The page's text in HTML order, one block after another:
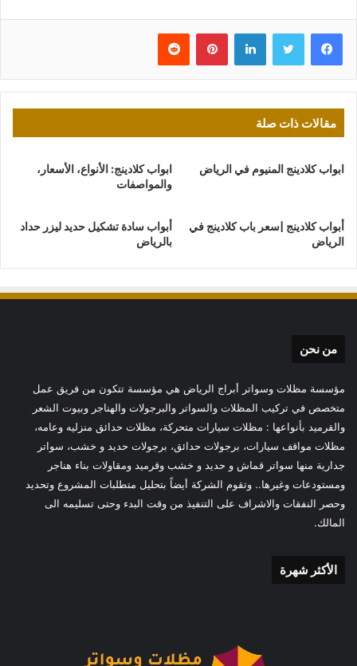
فيسبوك تويتر لينكدإن بينتيريست
مقالات ذات صلة
ابواب كلادينج المنيوم في الرياض
ابواب كلادينج: الأنواع، الأسعار،
والمواصفات
أبواب كلادينج |سعر باب كلادينج في
الرياض
أبواب سادة تشكيل حديد ليزر حداد
بالرياض
من نحن
مؤسسة مظلات وسواتر أبراج الرياض هي مؤسسة تتكون من فريق عمل
متخصص في تركيب المظلات والسواتر والبرجولات والهناجر وبيوت الشعر
والقرميد بأنواعها : مظلات سيارات متحركة، مظلات حدائق منزليه وعامه،
مظلات مواقف سيارات، برجولات حدائق، برجولات حديد و خشب، سواتر
جدارية منها سواتر قماش و حديد و خشب وقرميد ومقاولات بناء هناجر
ومستودعات وغيرها.. وتقوم الشركة أيضاً بتحليل متطلبات المشروع وتحديد
وحصر النفقات والاشراف على التنفيذ من وقت البدء وحتى تسليمه الى
المالك.
الأكثر شهرة